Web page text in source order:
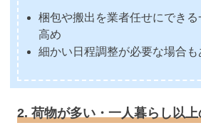
梱包や搬出を業者任せにでき
高め
細かい日程調整が必要な場合も
2. 荷物が多い・一人暮らし以上